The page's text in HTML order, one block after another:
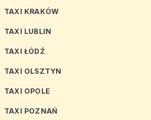
TAXI KRAKÓW
TAXI LUBLIN
TAXI ŁÓDŹ
TAXI OLSZTYN
TAXI OPOLE
TAXI POZNAŃ